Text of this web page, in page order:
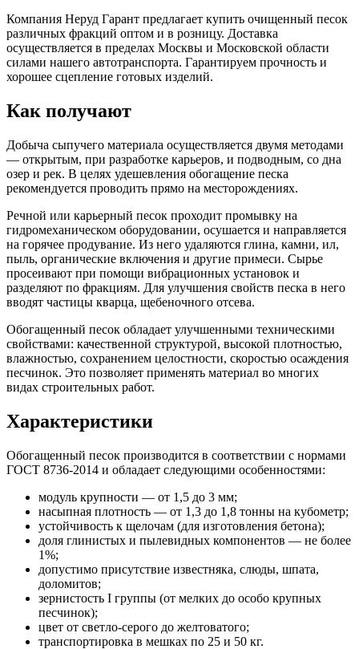
Компания Неруд Гарант предлагает купить очищенный песок
различных фракций оптом и в розницу. Доставка
осуществляется в пределах Москвы и Московской области
силами нашего автотранспорта. Гарантируем прочность и
хорошее сцепление готовых изделий.
Как получают
Добыча сыпучего материала осуществляется двумя методами
— открытым, при разработке карьеров, и подводным, со дна
озер и рек. В целях удешевления обогащение песка
рекомендуется проводить прямо на месторождениях.
Речной или карьерный песок проходит промывку на
гидромеханическом оборудовании, осушается и направляется
на горячее продувание. Из него удаляются глина, камни, ил,
пыль, органические включения и другие примеси. Сырье
просеивают при помощи вибрационных установок и
разделяют по фракциям. Для улучшения свойств песка в него
вводят частицы кварца, щебеночного отсева.
Обогащенный песок обладает улучшенными техническими
свойствами: качественной структурой, высокой плотностью,
влажностью, сохранением целостности, скоростью осаждения
песчинок. Это позволяет применять материал во многих
видах строительных работ.
Характеристики
Обогащенный песок производится в соответствии с нормами
ГОСТ 8736-2014 и обладает следующими особенностями:
модуль крупности — от 1,5 до 3 мм;
насыпная плотность — от 1,3 до 1,8 тонны на кубометр;
устойчивость к щелочам (для изготовления бетона);
доля глинистых и пылевидных компонентов — не более
1%;
допустимо присутствие известняка, слюды, шпата,
доломитов;
зернистость I группы (от мелких до особо крупных
песчинок);
цвет от светло-серого до желтоватого;
транспортировка в мешках по 25 и 50 кг.